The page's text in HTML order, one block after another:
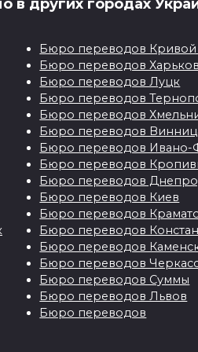
Перевод
документов для
Австрии
документов для
визы в посольство
Австрии необходимо
18
в других городах
Бюро переводов Кривой
Бюро переводов Харьков
Бюро переводов Луцк
Бюро переводов
Бюро переводов
Бюро переводов
Бюро переводов Ивано-
Бюро переводов
Бюро переводов
Бюро переводов Киев
Бюро переводов
Бюро переводов
Бюро переводов
Бюро переводов
Бюро переводов Суммы
Бюро переводов Львов
Бюро переводов